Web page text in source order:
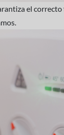
el